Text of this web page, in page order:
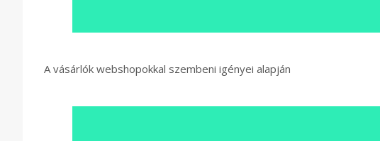
A vásárlók webshopokkal szembeni igényei alapján